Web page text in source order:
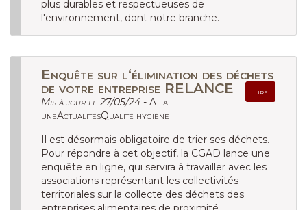
plus durables et respectueuses de
l'environnement, dont notre branche.
Enquête sur l‘élimination des déchets
de votre entreprise RELANCE
Lire
Mis à jour le 27/05/24 - A la
uneActualitésQualité hygiène
Il est désormais obligatoire de trier ses déchets.
Pour répondre à cet objectif, la CGAD lance une
enquête en ligne, qui servira à travailler avec les
associations représentant les collectivités
territoriales sur la collecte des déchets des